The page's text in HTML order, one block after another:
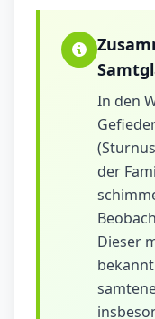
In den
der
Dieser